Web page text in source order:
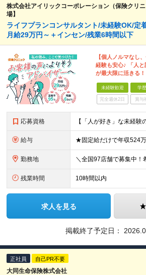
株式会社アイリックコーポレーション（保険クリ
場】
ライフプランコンサルタント/未経験OK/定
月給29万円～＋インセン/残業6時間以下
【個人ノルマなし
経験も安心♪ 「人
が最大限に活きる！
未経験歓迎 学
完全週休2日 賞与
応募資格
給与
勤務地
残業時間 10時間以内
求人を見る
掲載終了予定日：
正社員 自己PR不要
大同生命保険株式会社